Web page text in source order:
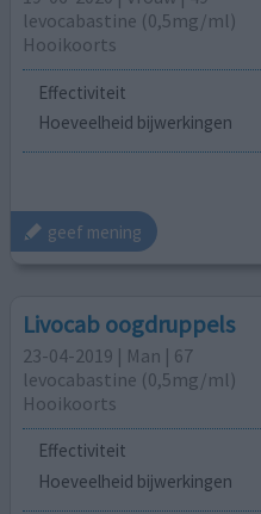
levocabastine (0,5mg/ml)
Hooikoorts
Effectiviteit
Hoeveelheid bijwerkingen
geef mening
Livocab oogdruppels
23-04-2019 | Man | 67
levocabastine (0,5mg/ml)
Hooikoorts
Effectiviteit
Hoeveelheid bijwerkingen